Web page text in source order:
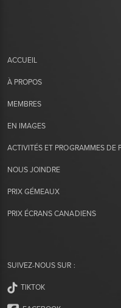
ACCUEIL
À PROPOS
MEMBRES
EN IMAGES
ACTIVITÉS ET PROGRAMMES DE
NOUS JOINDRE
PRIX GÉMEAUX
PRIX ÉCRANS CANADIENS
SUIVEZ-NOUS SUR :
TIKTOK